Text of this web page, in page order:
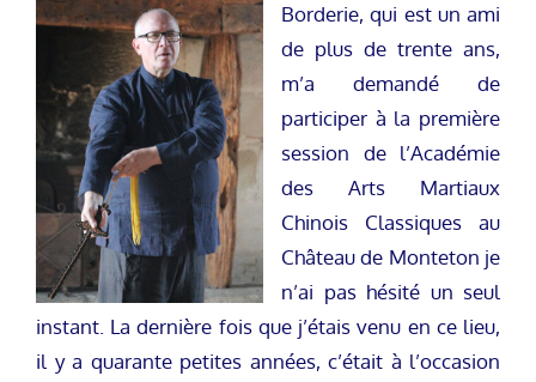
Borderie, qui est un ami
de plus de trente ans,
m’a demandé de
participer à la première
session de l’Académie
des Arts Martiaux
Chinois Classiques au
Château de Monteton je
n’ai pas hésité un seul
instant. La dernière fois que j’étais venu en ce lieu,
il y a quarante petites années, c’était à l’occasion